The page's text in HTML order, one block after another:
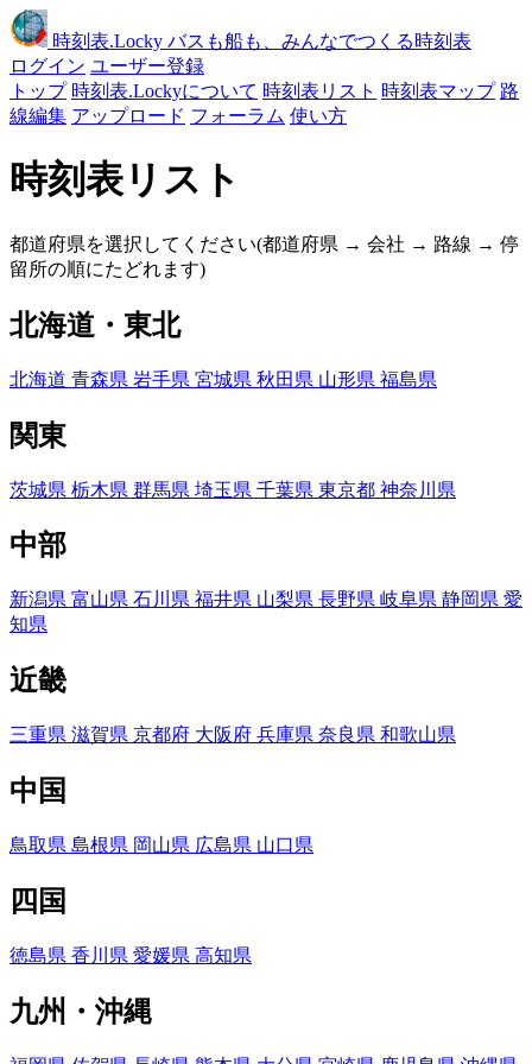
時刻表.Locky バスも船も、みんなでつくる時刻表
ログイン ユーザー登録
トップ 時刻表.Lockyについて 時刻表リスト 時刻表マップ 路
線編集 アップロード フォーラム 使い方
時刻表リスト
都道府県を選択してください(都道府県 → 会社 → 路線 → 停
留所の順にたどれます)
北海道・東北
北海道 青森県 岩手県 宮城県 秋田県 山形県 福島県
関東
茨城県 栃木県 群馬県 埼玉県 千葉県 東京都 神奈川県
中部
新潟県 富山県 石川県 福井県 山梨県 長野県 岐阜県 静岡県 愛
知県
近畿
三重県 滋賀県 京都府 大阪府 兵庫県 奈良県 和歌山県
中国
鳥取県 島根県 岡山県 広島県 山口県
四国
徳島県 香川県 愛媛県 高知県
九州・沖縄